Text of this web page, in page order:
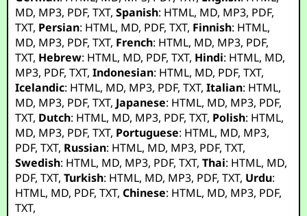
MD, MP3, PDF,TXT,Spanish: HTML, MD, MP3, PDF,
TXT, Persian: HTML, MD, PDF,TXT, Finnish: HTML,
MD, MP3, PDF,TXT, French: HTML, MD, MP3, PDF,
TXT, Hebrew: HTML, MD, PDF,TXT, Hindi: HTML, MD,
MP3, PDF,TXT,Indonesian: HTML, MD, PDF,TXT,
Icelandic: HTML, MD, MP3, PDF,TXT,Italian: HTML,
MD, MP3, PDF,TXT, Japanese: HTML, MD, MP3, PDF,
TXT, Dutch: HTML, MD, MP3, PDF,TXT, Polish: HTML,
MD, MP3, PDF,TXT, Portuguese: HTML, MD, MP3,
PDF,TXT, Russian: HTML, MD, MP3, PDF,TXT,
Swedish: HTML, MD, MP3, PDF,TXT,Thai: HTML, MD,
PDF,TXT,Turkish: HTML, MD, MP3, PDF,TXT, Urdu:
HTML, MD, PDF,TXT,Chinese: HTML, MD, MP3, PDF,
TXT,